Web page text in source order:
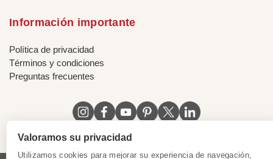
Información importante
Política de privacidad
Términos y condiciones
Preguntas frecuentes
Valoramos su privacidad
Utilizamos cookies para mejorar su experiencia de navegación,